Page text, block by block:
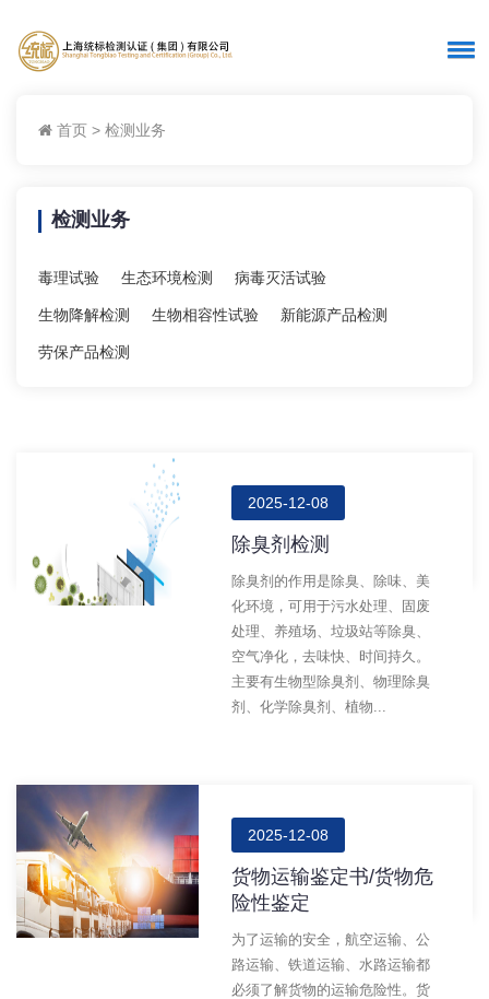
首页 > 检测业务
检测业务
毒理试验 生态环境检测 病毒灭活试验
生物降解检测 生物相容性试验 新能源产品检测
劳保产品检测
2025-12-08
除臭剂检测
除臭剂的作用是除臭、除味、美
化环境，可用于污水处理、固废
处理、养殖场、垃圾站等除臭、
空气净化，去味快、时间持久。
主要有生物型除臭剂、物理除臭
剂、化学除臭剂、植物...
2025-12-08
货物运输鉴定书/货物危
险性鉴定
为了运输的安全，航空运输、公
路运输、铁道运输、水路运输都
必须了解货物的运输危险性。货